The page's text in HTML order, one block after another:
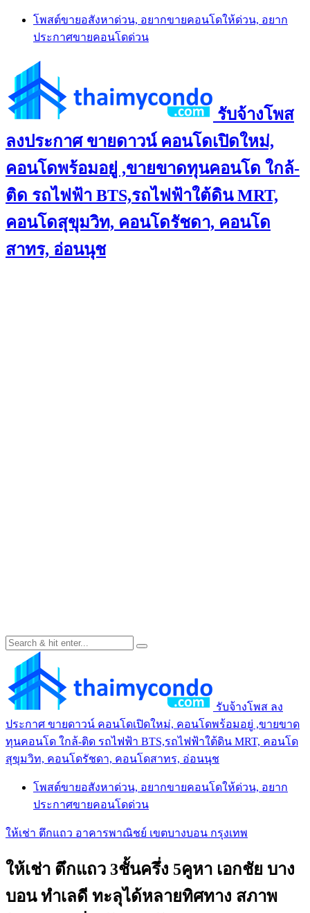
Skip
content
โพสต์ขายอสังหาด่วน, อยากขายคอนโดให้ด่วน, อยาก
ประกาศขายคอนโดด่วน
รับจ้างโพส
ลงประกาศ ขายดาวน์ คอนโดเปิดใหม่,
คอนโดพร้อมอยู่ ,ขายขาดทุนคอนโด ใกล้-
ติด รถไฟฟ้า BTS,รถไฟฟ้าใต้ดิน MRT,
คอนโดสุขุมวิท, คอนโดรัชดา, คอนโด
สาทร, อ่อนนุช
รับจ้างโพส ลง
ประกาศ ขายดาวน์ คอนโดเปิดใหม่, คอนโดพร้อมอยู่ ,ขายขาด
ทุนคอนโด ใกล้-ติด รถไฟฟ้า BTS,รถไฟฟ้าใต้ดิน MRT, คอนโด
สุขุมวิท, คอนโดรัชดา, คอนโดสาทร, อ่อนนุช
โพสต์ขายอสังหาด่วน, อยากขายคอนโดให้ด่วน, อยาก
ประกาศขายคอนโดด่วน
ให้เช่า ตึกแถว อาคารพาณิชย์ เขตบางบอน กรุงเทพ
ให้เช่า ตึกแถว 3ชั้นครึ่ง 5คูหา เอกชัย บาง
บอน ทำเลดี ทะลุได้หลายทิศทาง สภาพ